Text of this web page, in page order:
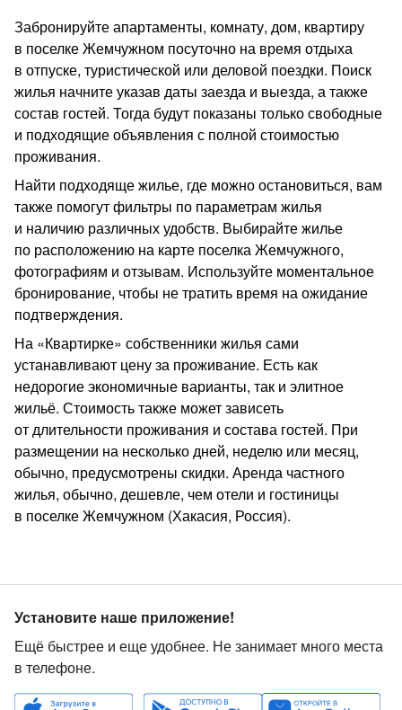
Забронируйте апартаменты, комнату, дом, квартиру
в поселке Жемчужном посуточно на время отдыха
в отпуске, туристической или деловой поездки. Поиск
жилья начните указав даты заезда и выезда, а также
состав гостей. Тогда будут показаны только свободные
и подходящие объявления с полной стоимостью
проживания.
Найти подходяще жилье, где можно остановиться, вам
также помогут фильтры по параметрам жилья
и наличию различных удобств. Выбирайте жилье
по расположению на карте поселка Жемчужного,
фотографиям и отзывам. Используйте моментальное
бронирование, чтобы не тратить время на ожидание
подтверждения.
На «Квартирке» собственники жилья сами
устанавливают цену за проживание. Есть как
недорогие экономичные варианты, так и элитное
жильё. Стоимость также может зависеть
от длительности проживания и состава гостей. При
размещении на несколько дней, неделю или месяц,
обычно, предусмотрены скидки. Аренда частного
жилья, обычно, дешевле, чем отели и гостиницы
в поселке Жемчужном (Хакасия, Россия).
Установите наше приложение!
Ещё быстрее и еще удобнее. Не занимает много места
в телефоне.